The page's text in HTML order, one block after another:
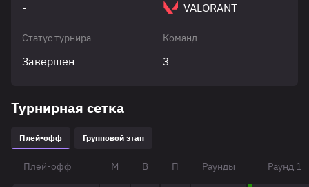
- VALORANT
Статус турнира
Завершен
Команд
3
Турнирная сетка
Плей-офф Групповой этап
Плей-офф М В П Раунды Раунд 1